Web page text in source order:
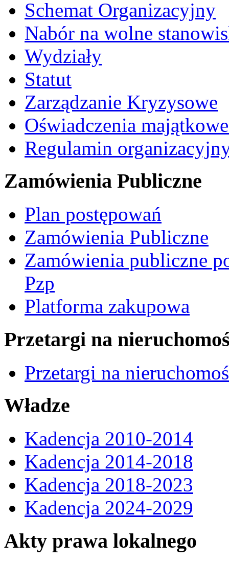
Schemat Organizacyjny
Nabór na wolne
Wydziały
Statut
Zarządzanie Kryzysowe
Oświadczenia
Regulamin
Zamówienia Publiczne
Plan postępowań
Zamówienia Publiczne
Zamówienia publiczne
Pzp
Platforma zakupowa
Przetargi na
Przetargi na
Władze
Kadencja 2010-2014
Kadencja 2014-2018
Kadencja 2018-2023
Kadencja 2024-2029
Akty prawa lokalnego